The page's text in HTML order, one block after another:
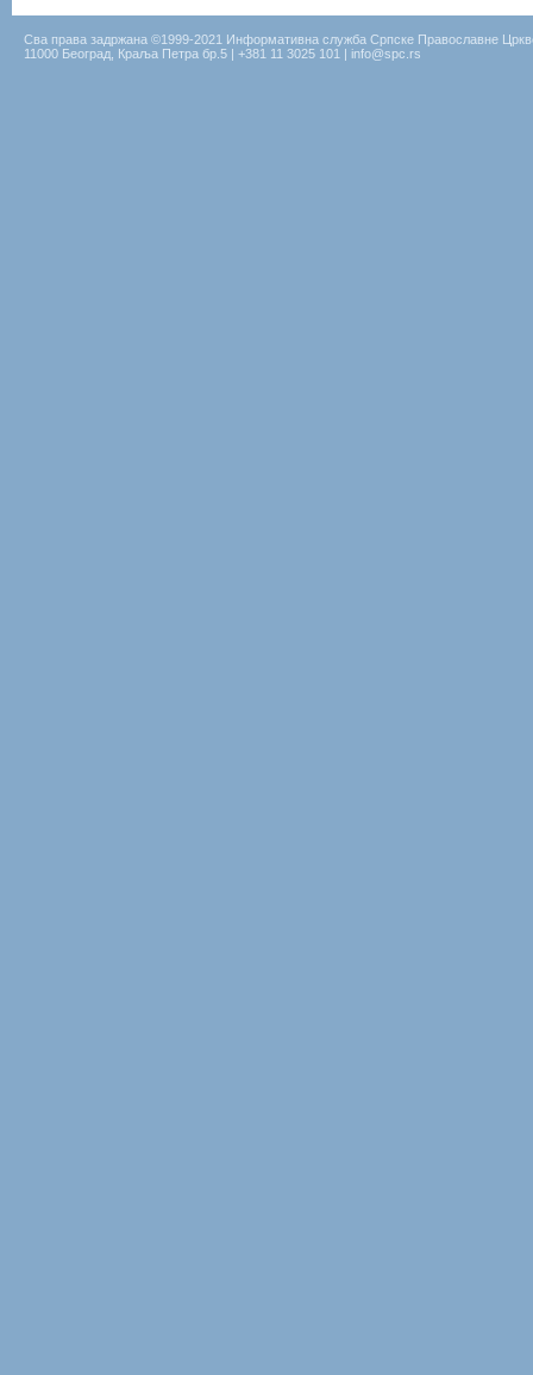
Сва права задржана ©1999-2021 Информативна служба Српске Православне
11000 Београд, Краља Петра бр.5 | +381 11 3025 101 | info@spc.rs